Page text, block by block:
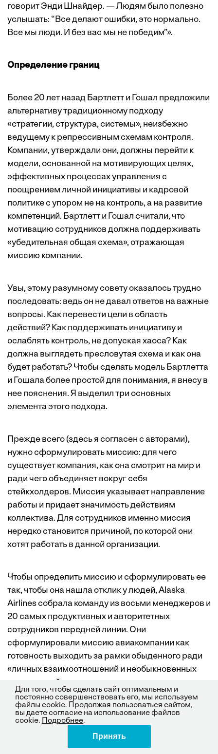
говорит Энди Шнайдер. — Людям было полезно
услышать: “Все делают ошибки, это нормально.
Все мы люди. И без вас мы не победим”».
Определение границ
Более 20 лет назад Бартлетт и Гошал предложили
альтернативу традиционному подходу
«стратегии, структура, системы», неизбежно
ведущему к репрессивным схемам контроля.
Компании, утверждали они, должны перейти к
модели, основанной на мотивирующих целях,
эффективных процессах управления с
поощрением личной инициативы и кадровой
политике с упором не на контроль, а на развитие
компетенций. Бартлетт и Гошал считали, что
мотивацию сотрудников должна поддерживать
«убедительная общая схема», отражающая
миссию компании.
Увы, этому разумному совету оказалось трудно
последовать: ведь он не давал ответов на важные
вопросы. Как перевести цели в область
действий? Как поддерживать инициативу и
ослаблять контроль, не допуская хаоса? Как
должна выглядеть пресловутая схема и как она
будет работать? Чтобы сделать модель Бартлетта
и Гошала более простой для понимания, я внесу в
нее пояснения. Я выделил три основных
элемента этого подхода.
Прежде всего (здесь я согласен с авторами),
нужно сформулировать миссию: для чего
существует компания, как она смотрит на мир и
ради чего объединяет вокруг себя
стейкхолдеров. Миссия указывает направление
работы и придает значимость действиям
коллектива. Для сотрудников именно миссия
нередко становится причиной, по которой они
хотят работать в данной организации.
Чтобы определить миссию и сформулировать ее
так, чтобы она нашла отклик у людей, Alaska
Airlines собрала команду из восьми менеджеров и
20 самых продуктивных и авторитетных
сотрудников передней линии. Они
сформулировали миссию авиакомпании как
готовность выходить за рамки обыденного ради
«личных взаимоотношений и необыкновенных
путешествий».
Это звучало эффектно, но расплывчато. Чтобы
привязать миссию к реальности, надо
определить приоритеты — правила поведения,
Для того, чтобы сделать сайт оптимальным и
постоянно совершенствовать его, мы используем
файлы cookie. Продолжая пользоваться сайтом,
вы даете согласие на использование файлов
cookie.
Подробнее.
Принять